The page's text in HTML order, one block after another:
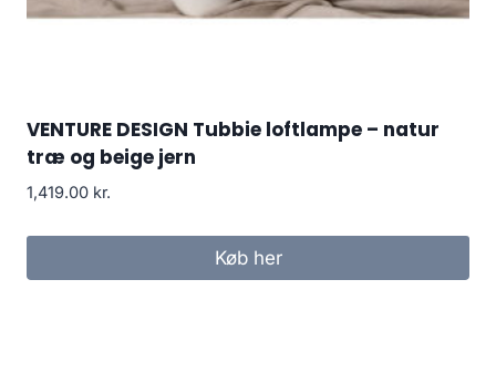
VENTURE DESIGN Tubbie loftlampe – natur
træ og beige jern
1,419.00 kr.
Køb her